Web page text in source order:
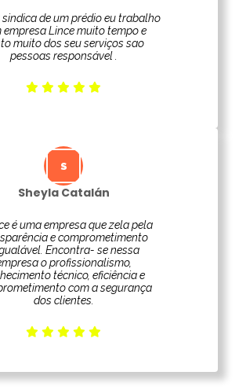
sindica de um prédio eu trabalho
empresa Lince muito tempo e
muito dos seu serviços sao
pessoas responsável .
Sheyla Catalán
é uma empresa que zela pela
e comprometimento
Encontra- se nessa
o profissionalismo,
técnico, eficiência e
com a segurança
dos clientes.